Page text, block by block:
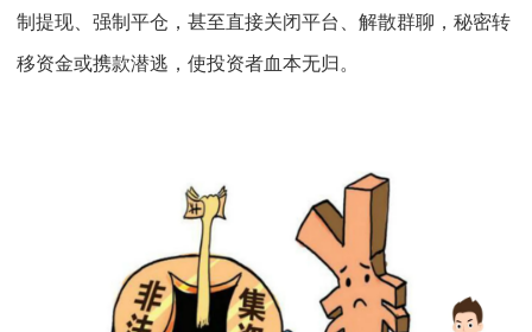
制提现、强制平仓，甚至直接关闭平台、解散群聊，秘密转
移资金或携款潜逃，使投资者血本无归。